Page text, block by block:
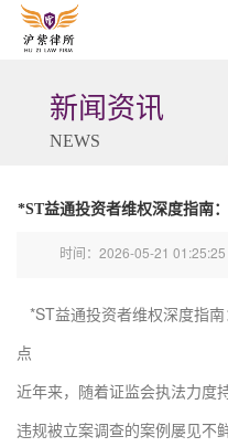
新闻资讯
NEWS
*ST益通投资者维权深度指南
时间：2026-05-21 01:25:25
*ST益通投资者维权深度指
点
近年来，随着证监会执法力度
违规被立案调查的案例屡见不